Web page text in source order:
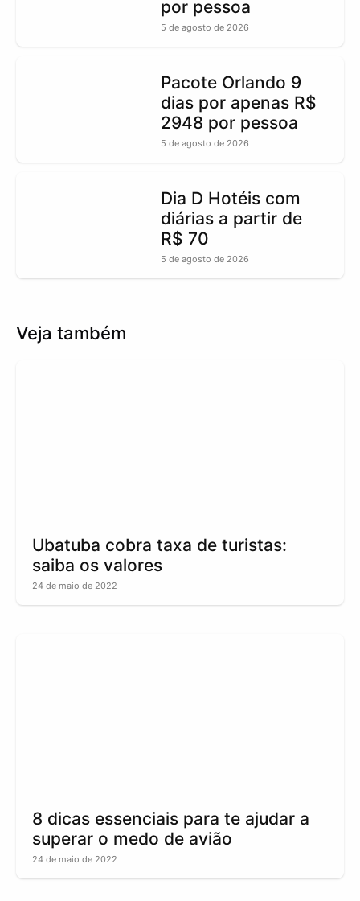
por pessoa
5 de agosto de 2026
Pacote Orlando 9
dias por apenas R$
2948 por pessoa
5 de agosto de 2026
Dia D Hotéis com
diárias a partir de
R$ 70
5 de agosto de 2026
Veja também
Ubatuba cobra taxa de turistas:
saiba os valores
24 de maio de 2022
8 dicas essenciais para te ajudar a
superar o medo de avião
24 de maio de 2022